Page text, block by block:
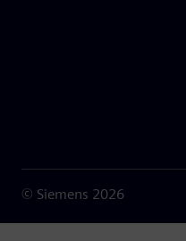
© Siemens 2026